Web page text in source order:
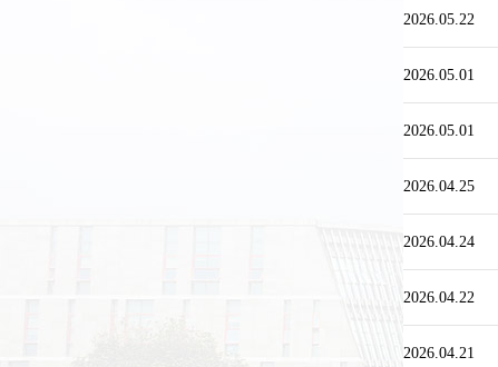
2026.05.22
2026.05.01
2026.05.01
2026.04.25
2026.04.24
2026.04.22
2026.04.21